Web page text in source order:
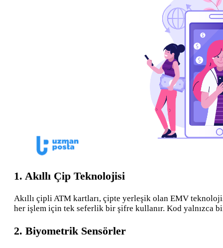
1. Akıllı Çip Teknolojisi
Akıllı çipli ATM kartları, çipte yerleşik olan EMV
her işlem için tek seferlik bir şifre kullanır. Kod yalnızca
2. Biyometrik Sensörler